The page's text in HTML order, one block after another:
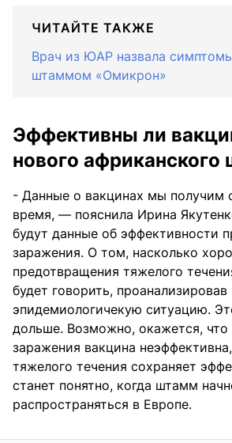
ЧИТАЙТЕ ТАКЖЕ
Врач из ЮАР назвала
штаммом «Омикрон»
Эффективны ли
нового африканского
- Данные о вакцинах мы получим
время, — пояснила Ирина
будут данные об эффективности
заражения. О том, насколько
предотвращения тяжелого
будет говорить, проанализировав
эпидемиологичекую ситуацию.
дольше. Возможно, окажется, что
заражения вакцина
тяжелого течения сохраняет
станет понятно, когда штамм
распространяться в Европе.